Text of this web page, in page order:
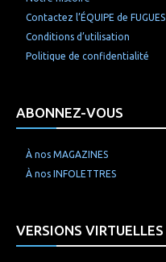
Contactez l’ÉQUIPE de FUGUES
Conditions d’utilisation
Politique de confidentialité
ABONNEZ-VOUS
À nos MAGAZINES
À nos INFOLETTRES
VERSIONS VIRTUELLES